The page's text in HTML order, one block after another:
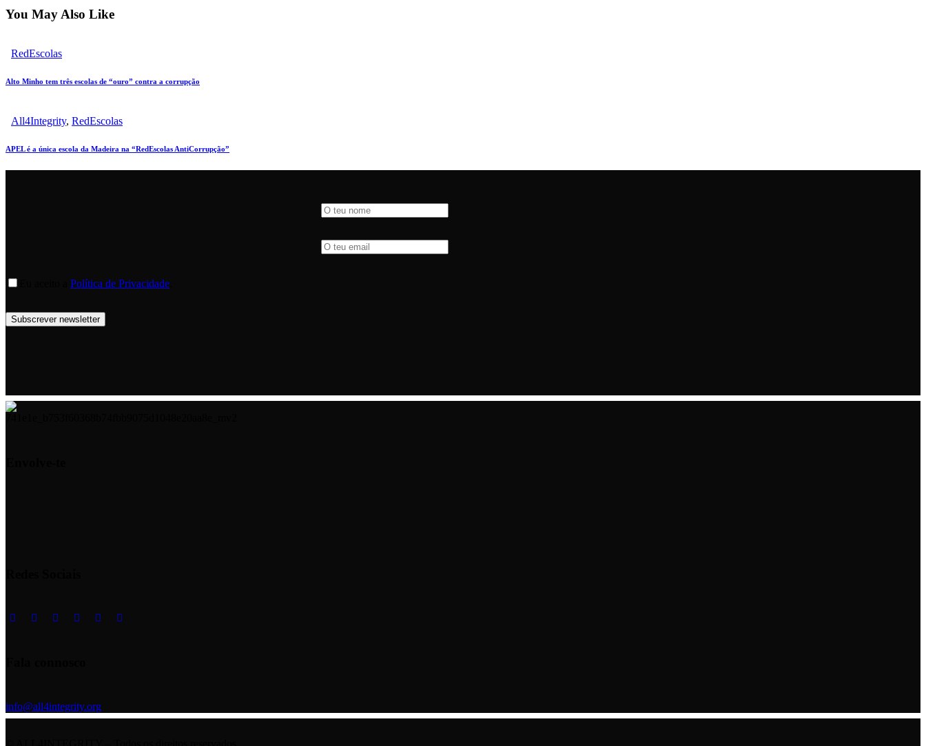
You May Also Like
RedEscolas
Alto Minho tem três escolas de “ouro” contra a corrupção
All4Integrity, RedEscolas
APEL é a única escola da Madeira na “RedEscolas AntiCorrupção”
Política de Privacidade
Subscrever newsletter
info@all4integrity.org